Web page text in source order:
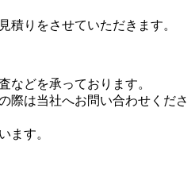
積りをさせていただきます。
などを承っております。
際は当社へお問い合わせくださ
ます。